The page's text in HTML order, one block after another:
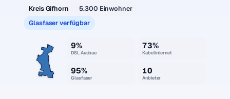
Kreis Gifhorn
5.300 Einwohner
Glasfaser verfügbar
9%
DSL Ausbau
73%
Kabelinternet
95%
Glasfaser
10
Anbieter